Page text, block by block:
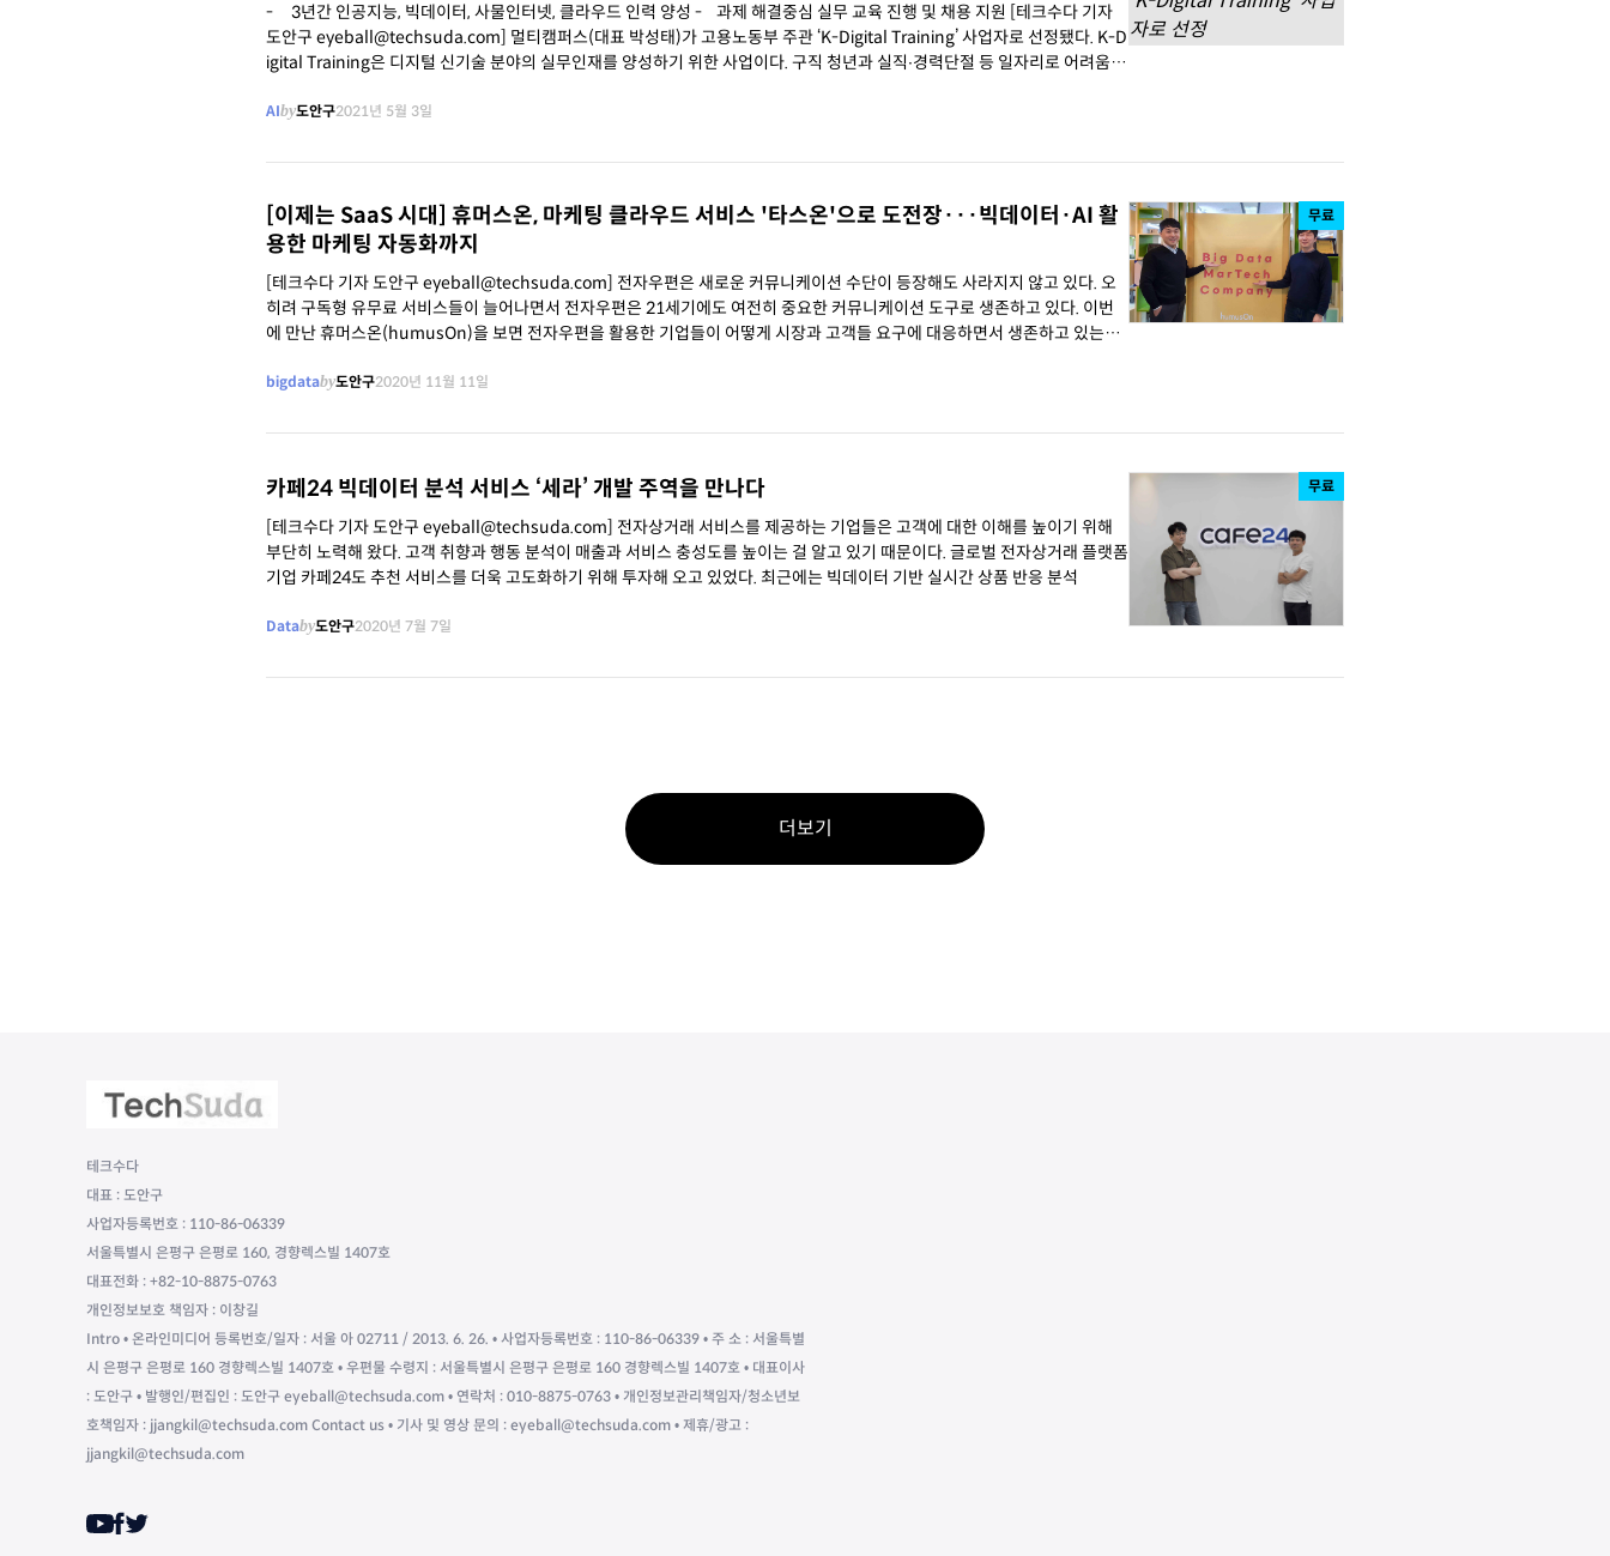
- 3년간 인공지능, 빅데이터, 사물인터넷, 클라우드 인력 양성 - 과제 해결중심 실무 교육 진행 및 채용 지원 [테크수다 기자
도안구 eyeball@techsuda.com] 멀티캠퍼스(대표 박성태)가 고용노동부 주관 ‘K-Digital Training’ 사업자로 선정됐다. K-D
igital Training은 디지털 신기술 분야의 실무인재를 양성하기 위한 사업이다. 구직 청년과 실직∙경력단절 등 일자리로 어려움을
AIby도안구2021년 5월 3일
[이제는 SaaS 시대] 휴머스온, 마케팅 클라우드 서비스 '타스온'으로 도전장···빅데이터·AI 활
용한 마케팅 자동화까지
[테크수다 기자 도안구 eyeball@techsuda.com] 전자우편은 새로운 커뮤니케이션 수단이 등장해도 사라지지 않고 있다. 오
히려 구독형 유무료 서비스들이 늘어나면서 전자우편은 21세기에도 여전히 중요한 커뮤니케이션 도구로 생존하고 있다. 이번
에 만난 휴머스온(humusOn)을 보면 전자우편을 활용한 기업들이 어떻게 시장과 고객들 요구에 대응하면서 생존하고 있는지,
bigdataby도안구2020년 11월 11일
무료
카페24 빅데이터 분석 서비스 ‘세라’ 개발 주역을 만나다
[테크수다 기자 도안구 eyeball@techsuda.com] 전자상거래 서비스를 제공하는 기업들은 고객에 대한 이해를 높이기 위해
부단히 노력해 왔다. 고객 취향과 행동 분석이 매출과 서비스 충성도를 높이는 걸 알고 있기 때문이다. 글로벌 전자상거래 플랫폼
기업 카페24도 추천 서비스를 더욱 고도화하기 위해 투자해 오고 있었다. 최근에는 빅데이터 기반 실시간 상품 반응 분석
Databy도안구2020년 7월 7일
무료
더보기
테크수다
대표 : 도안구
사업자등록번호 : 110-86-06339
서울특별시 은평구 은평로 160, 경향렉스빌 1407호
대표전화 : +82-10-8875-0763
개인정보보호 책임자 : 이창길
Intro • 온라인미디어 등록번호/일자 : 서울 아 02711 / 2013. 6. 26. • 사업자등록번호 : 110-86-06339 • 주 소 : 서울특별
시 은평구 은평로 160 경향렉스빌 1407호 • 우편물 수령지 : 서울특별시 은평구 은평로 160 경향렉스빌 1407호 • 대표이사
: 도안구 • 발행인/편집인 : 도안구 eyeball@techsuda.com • 연락처 : 010-8875-0763 • 개인정보관리책임자/청소년보
호책임자 : jjangkil@techsuda.com Contact us • 기사 및 영상 문의 : eyeball@techsuda.com • 제휴/광고 :
jjangkil@techsuda.com